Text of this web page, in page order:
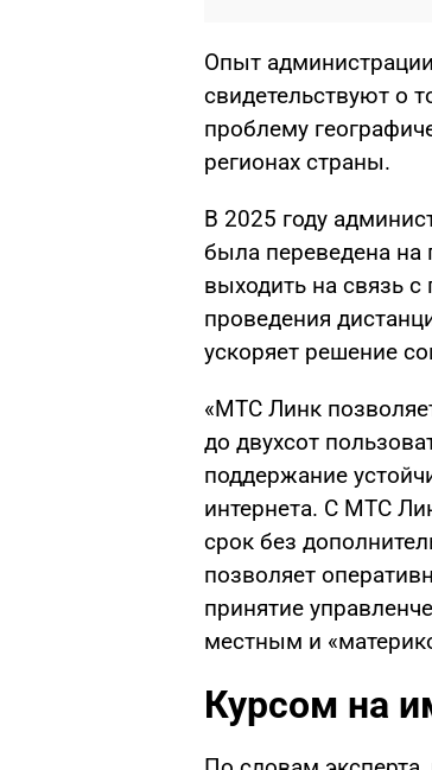
Опыт
свидетельствуют о
проблему
регионах страны.
В 2025 году
была переведена
выходить на связь
проведения
ускоряет решение
«МТС Линк
до двухсот
поддержание
интернета. С МТС
срок без
позволяет
принятие
местным и
Курсом на